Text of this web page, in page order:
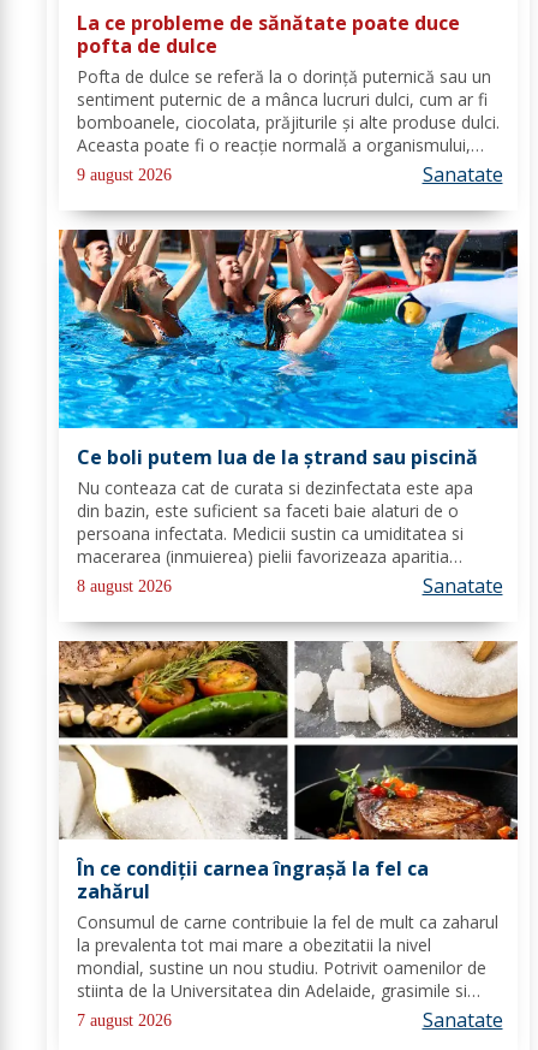
La ce probleme de sănătate poate duce
pofta de dulce
Pofta de dulce se referă la o dorință puternică sau un
sentiment puternic de a mânca lucruri dulci, cum ar fi
bomboanele, ciocolata, prăjiturile și alte produse dulci.
Aceasta poate fi o reacție normală a organismului,
deoarece majoritatea oamenilor au o preferință
pentru dulceață. Cu toate...
9 august 2026 Sanatate
Ce boli putem lua de la ștrand sau piscină
Nu conteaza cat de curata si dezinfectata este apa
din bazin, este suficient sa faceti baie alaturi de o
persoana infectata. Medicii sustin ca umiditatea si
macerarea (inmuierea) pielii favorizeaza aparitia
infectiilor micotice, care prin apa se transmit mult mai
usor. Cel mai intalnit tip de...
8 august 2026 Sanatate
În ce condiții carnea îngrașă la fel ca
zahărul
Consumul de carne contribuie la fel de mult ca zaharul
la prevalenta tot mai mare a obezitatii la nivel
mondial, sustine un nou studiu. Potrivit oamenilor de
stiinta de la Universitatea din Adelaide, grasimile si
carbohidratii ne pot oferi suficienta energie pentru a
satisface cererile...
7 august 2026 Sanatate